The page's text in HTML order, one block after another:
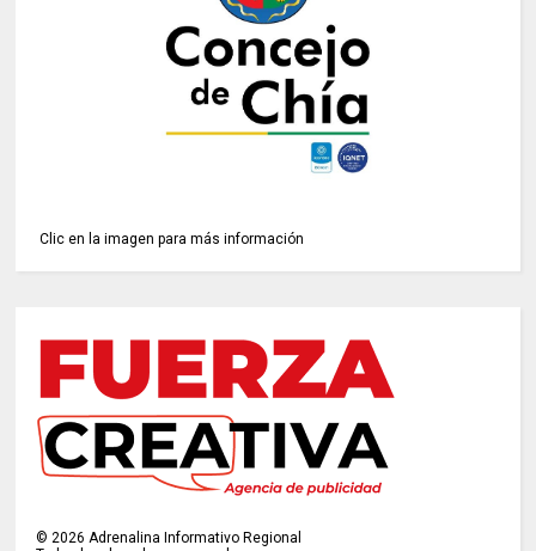
Clic en la imagen para más información
©2026 Adrenalina Informativo Regional